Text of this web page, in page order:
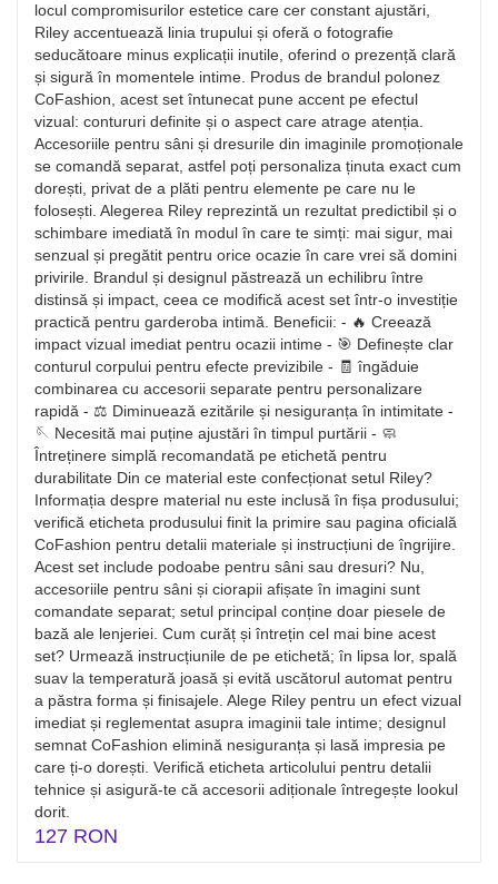
locul compromisurilor estetice care cer constant ajustări,
Riley accentuează linia trupului și oferă o fotografie
seducătoare minus explicații inutile, oferind o prezență clară
și sigură în momentele intime. Produs de brandul polonez
CoFashion, acest set întunecat pune accent pe efectul
vizual: contururi definite și o aspect care atrage atenția.
Accesoriile pentru sâni și dresurile din imaginile promoționale
se comandă separat, astfel poți personaliza ținuta exact cum
dorești, privat de a plăti pentru elemente pe care nu le
folosești. Alegerea Riley reprezintă un rezultat predictibil și o
schimbare imediată în modul în care te simți: mai sigur, mai
senzual și pregătit pentru orice ocazie în care vrei să domini
privirile. Brandul și designul păstrează un echilibru între
distinsă și impact, ceea ce modifică acest set într-o investiție
practică pentru garderoba intimă. Beneficii: - 🔥 Creează
impact vizual imediat pentru ocazii intime - 🎯 Definește clar
conturul corpului pentru efecte previzibile - 🧾 îngăduie
combinarea cu accesorii separate pentru personalizare
rapidă - ⚖️ Diminuează ezitările și nesiguranța în intimitate -
🪡 Necesită mai puține ajustări în timpul purtării - 🧼
Întreținere simplă recomandată pe etichetă pentru
durabilitate Din ce material este confecționat setul Riley?
Informația despre material nu este inclusă în fișa produsului;
verifică eticheta produsului finit la primire sau pagina oficială
CoFashion pentru detalii materiale și instrucțiuni de îngrijire.
Acest set include podoabe pentru sâni sau dresuri? Nu,
accesoriile pentru sâni și ciorapii afișate în imagini sunt
comandate separat; setul principal conține doar piesele de
bază ale lenjeriei. Cum curăț și întrețin cel mai bine acest
set? Urmează instrucțiunile de pe etichetă; în lipsa lor, spală
suav la temperatură joasă și evită uscătorul automat pentru
a păstra forma și finisajele. Alege Riley pentru un efect vizual
imediat și reglementat asupra imaginii tale intime; designul
semnat CoFashion elimină nesiguranța și lasă impresia pe
care ți-o dorești. Verifică eticheta articolului pentru detalii
tehnice și asigură-te că accesorii adiționale întregește lookul
dorit.
127 RON